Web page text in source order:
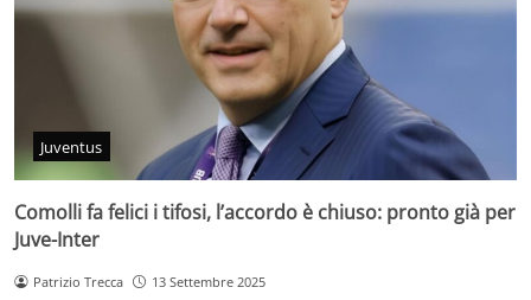
Juventus
Comolli fa felici i tifosi, l’accordo è chiuso: pronto già per
Juve-Inter
Patrizio Trecca 13 Settembre 2025